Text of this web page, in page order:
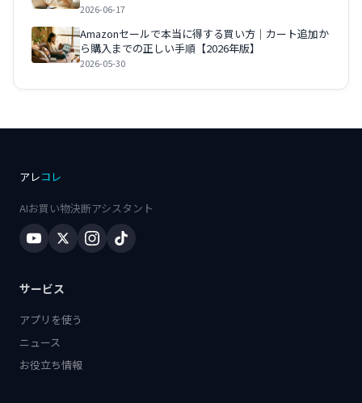
2026-06-17
Amazonセールで本当に得する買い方｜カート追加か
ら購入までの正しい手順【2026年版】
2026-05-30
アレコレ
AIお買い物決断アシスタント
サービス
アプリを使う
ニュース
お役立ち情報